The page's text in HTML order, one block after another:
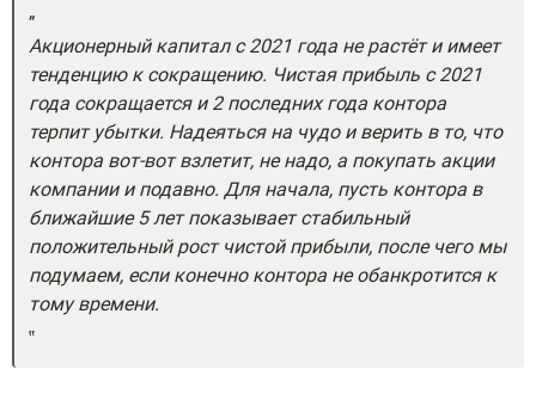
Акционерный капитал с 2021 года не растёт и имеет
тенденцию к сокращению. Чистая прибыль с 2021
года сокращается и 2 последних года контора
терпит убытки. Надеяться на чудо и верить в то, что
контора вот-вот взлетит, не надо, а покупать акции
компании и подавно. Для начала, пусть контора в
ближайшие 5 лет показывает стабильный
положительный рост чистой прибыли, после чего мы
подумаем, если конечно контора не обанкротится к
тому времени.